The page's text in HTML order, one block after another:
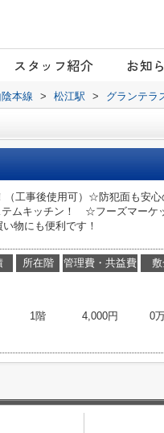
スタッフ紹介 お知
本線 > 松江駅 > グランテラ
工事後使用可）☆防犯面も安
ムキッチン！ ☆フーズマーケ
物にも便利です！
所在階
1階
管理費・共益費
4,000円 0